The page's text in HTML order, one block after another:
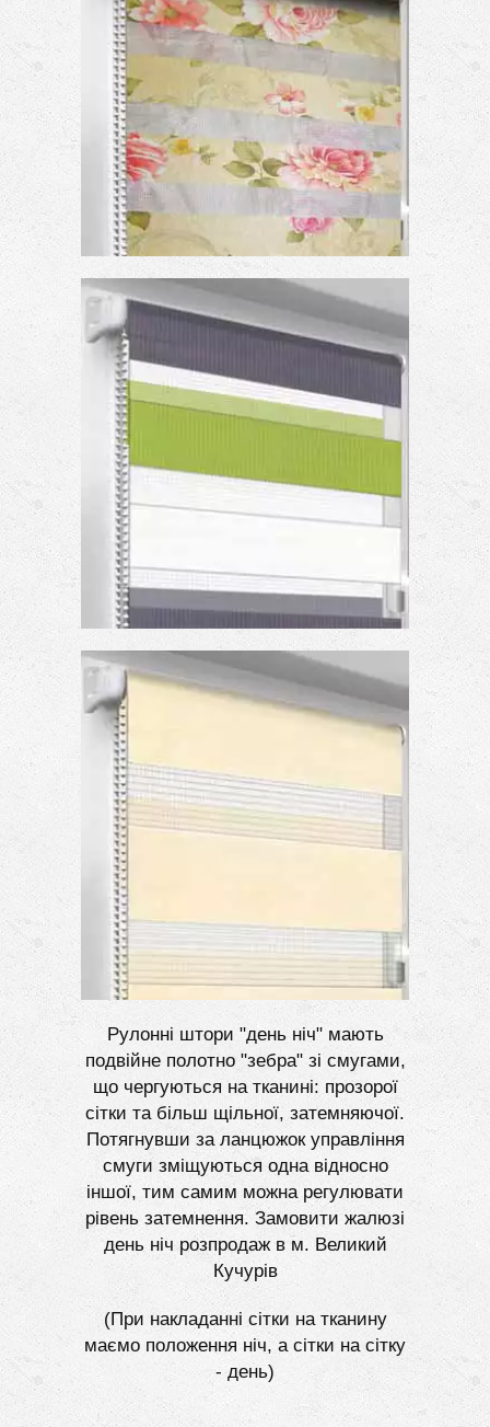
Рулонні штори "день ніч" мають
подвійне полотно "зебра" зі смугами,
що чергуються на тканині: прозорої
сітки та більш щільної, затемняючої.
Потягнувши за ланцюжок управління
смуги зміщуються одна відносно
іншої, тим самим можна регулювати
рівень затемнення. Замовити жалюзі
день ніч розпродаж в м. Великий
Кучурів
(При накладанні сітки на тканину
маємо положення ніч, а сітки на сітку
- день)